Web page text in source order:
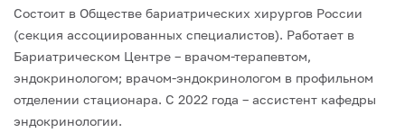
Состоит в Обществе бариатрических хирургов России
(секция ассоциированных специалистов). Работает в
Бариатрическом Центре – врачом-терапевтом,
эндокринологом; врачом-эндокринологом в профильном
отделении стационара. С 2022 года – ассистент кафедры
эндокринологии.